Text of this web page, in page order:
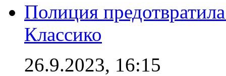
Полиция
Классико
26.9.2023, 16:15